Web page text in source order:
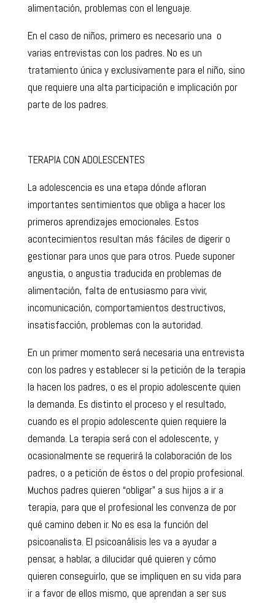
alimentación, problemas con el lenguaje.
En el caso de niños, primero es necesario una o
varias entrevistas con los padres. No es un
tratamiento única y exclusivamente para el niño, sino
que requiere una alta participación e implicación por
parte de los padres.
TERAPIA CON ADOLESCENTES
La adolescencia es una etapa dónde afloran
importantes sentimientos que obliga a hacer los
primeros aprendizajes emocionales. Estos
acontecimientos resultan más fáciles de digerir o
gestionar para unos que para otros. Puede suponer
angustia, o angustia traducida en problemas de
alimentación, falta de entusiasmo para vivir,
incomunicación, comportamientos destructivos,
insatisfacción, problemas con la autoridad.
En un primer momento será necesaria una entrevista
con los padres y establecer si la petición de la terapia
la hacen los padres, o es el propio adolescente quien
la demanda. Es distinto el proceso y el resultado,
cuando es el propio adolescente quien requiere la
demanda. La terapia será con el adolescente, y
ocasionalmente se requerirá la colaboración de los
padres, o a petición de éstos o del propio profesional.
Muchos padres quieren “obligar” a sus hijos a ir a
terapia, para que el profesional les convenza de por
qué camino deben ir. No es esa la función del
psicoanalista. El psicoanálisis les va a ayudar a
pensar, a hablar, a dilucidar qué quieren y cómo
quieren conseguirlo, que se impliquen en su vida para
ir a favor de ellos mismo, que aprendan a ser sus